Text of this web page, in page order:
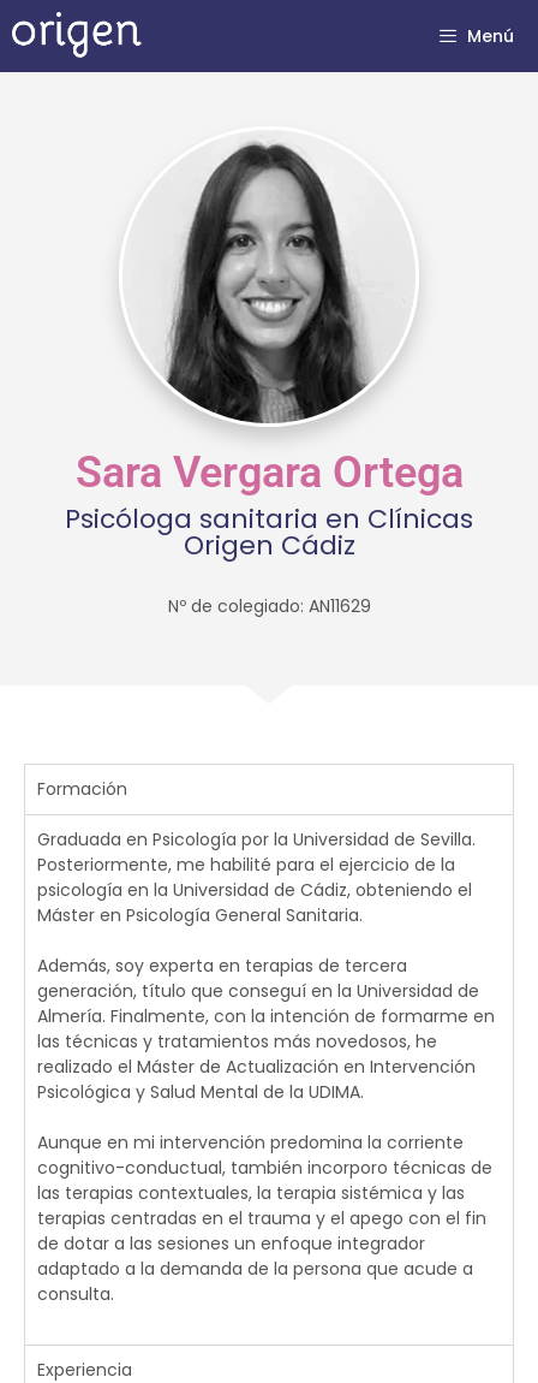
Menú
Sara Vergara Ortega
Psicóloga sanitaria en Clínicas
Origen Cádiz
Nº de colegiado: AN11629
Formación
Graduada en Psicología por la Universidad de Sevilla.
Posteriormente, me habilité para el ejercicio de la
psicología en la Universidad de Cádiz, obteniendo el
Máster en Psicología General Sanitaria.
Además, soy experta en terapias de tercera
generación, título que conseguí en la Universidad de
Almería. Finalmente, con la intención de formarme en
las técnicas y tratamientos más novedosos, he
realizado el Máster de Actualización en Intervención
Psicológica y Salud Mental de la UDIMA.
Aunque en mi intervención predomina la corriente
cognitivo-conductual, también incorporo técnicas de
las terapias contextuales, la terapia sistémica y las
terapias centradas en el trauma y el apego con el fin
de dotar a las sesiones un enfoque integrador
adaptado a la demanda de la persona que acude a
consulta.
Experiencia